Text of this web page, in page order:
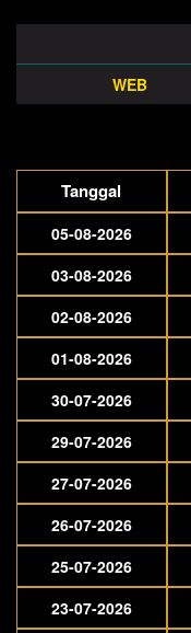
WEB
Tanggal
05-08-2026
03-08-2026
02-08-2026
01-08-2026
30-07-2026
29-07-2026
27-07-2026
26-07-2026
25-07-2026
23-07-2026